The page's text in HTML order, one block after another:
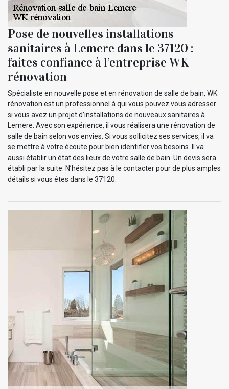
Pose de nouvelles installations
sanitaires à Lemere dans le 37120 :
faites confiance à l’entreprise WK
rénovation
Spécialiste en nouvelle pose et en rénovation de salle de bain, WK
rénovation est un professionnel à qui vous pouvez vous adresser
si vous avez un projet d’installations de nouveaux sanitaires à
Lemere. Avec son expérience, il vous réalisera une rénovation de
salle de bain selon vos envies. Si vous sollicitez ses services, il va
se mettre à votre écoute pour bien identifier vos besoins. Il va
aussi établir un état des lieux de votre salle de bain. Un devis sera
établi par la suite. N’hésitez pas à le contacter pour de plus amples
détails si vous êtes dans le 37120.